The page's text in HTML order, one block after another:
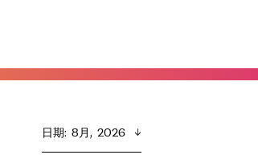
日期: 8月,  2026